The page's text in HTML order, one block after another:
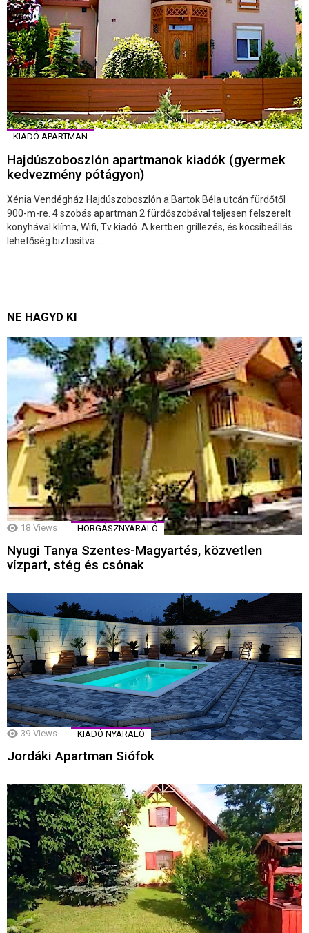
KIADÓ APARTMAN
Hajdúszoboszlón apartmanok kiadók (gyermek
kedvezmény pótágyon)
Xénia Vendégház Hajdúszoboszlón a Bartok Béla utcán fürdőtől
900-m-re. 4 szobás apartman 2 fürdőszobával teljesen felszerelt
konyhával klíma, Wifi, Tv kiadó. A kertben grillezés, és kocsibeállás
lehetőség biztosítva. ...
NE HAGYD KI
18 Views HORGÁSZNYARALÓ
Nyugi Tanya Szentes-Magyartés, közvetlen
vízpart, stég és csónak
39 Views KIADÓ NYARALÓ
Jordáki Apartman Siófok